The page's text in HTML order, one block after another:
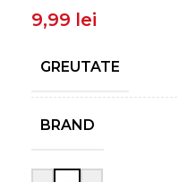
9,99 lei
GREUTATE
BRAND